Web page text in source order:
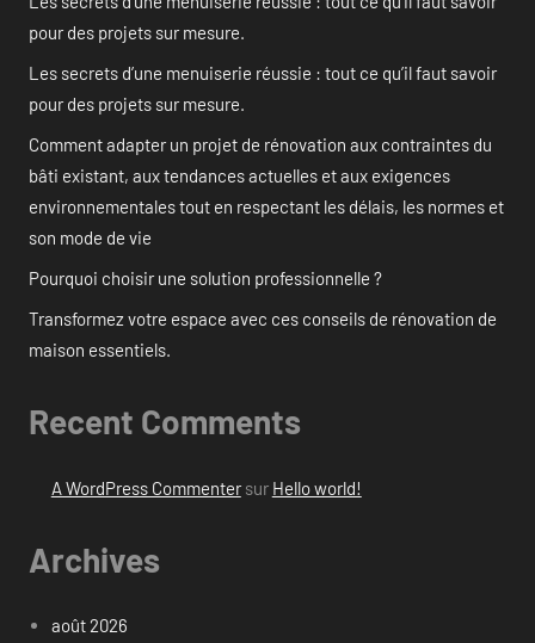
pour des projets sur mesure.
Les secrets d’une menuiserie réussie : tout ce qu’il faut savoir
pour des projets sur mesure.
Comment adapter un projet de rénovation aux contraintes du
bâti existant, aux tendances actuelles et aux exigences
environnementales tout en respectant les délais, les normes et
son mode de vie
Pourquoi choisir une solution professionnelle ?
Transformez votre espace avec ces conseils de rénovation de
maison essentiels.
Recent Comments
A WordPress Commentersur Hello world!
Archives
août 2026